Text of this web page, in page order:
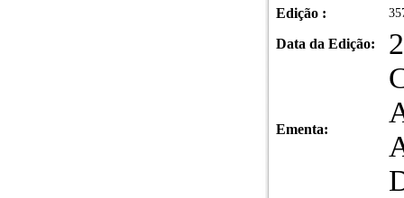
Edição :
Data da Edição:
Ementa: